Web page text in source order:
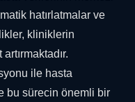
hatırlatmalar ve
kliniklerin
ile hasta
bu sürecin önemli bir